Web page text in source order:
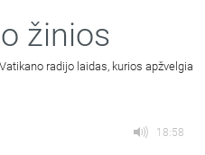
žinios
radijo laidas, kurios apžvelgia
18:58